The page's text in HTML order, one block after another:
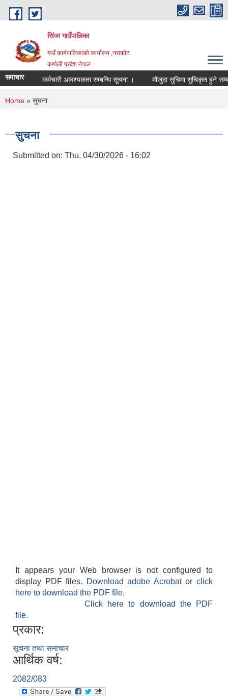
Skip to main content
सिंजा गाउँपालिका
गाउँ कार्यपालिकाको कार्यालय ,नराकोट
कर्णाली प्रदेश नेपाल
समाचार कर्मचारी आवश्यकता सम्बन्धि सूचना । मौजुदा सुचिमा सुचिकृत हुने सम्बन्धि
You are here
Home » सुचना
सुचना
Submitted on: Thu, 04/30/2026 - 16:02
It appears your Web browser is not configured to
display PDF files.
Download adobe Acrobatorclick
here to download the PDF file.
Click here to download the PDF
file.
प्रकार:
सूचना तथा समाचार
आर्थिक वर्ष:
2082/083